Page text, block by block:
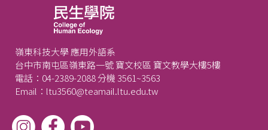
嶺東科技大學 應用外語系
台中市南屯區嶺東路一號 寶文校區 寶文教學大樓5樓
電話：04-2389-2088 分機 3561~3563
Email：ltu3560@teamail.ltu.edu.tw